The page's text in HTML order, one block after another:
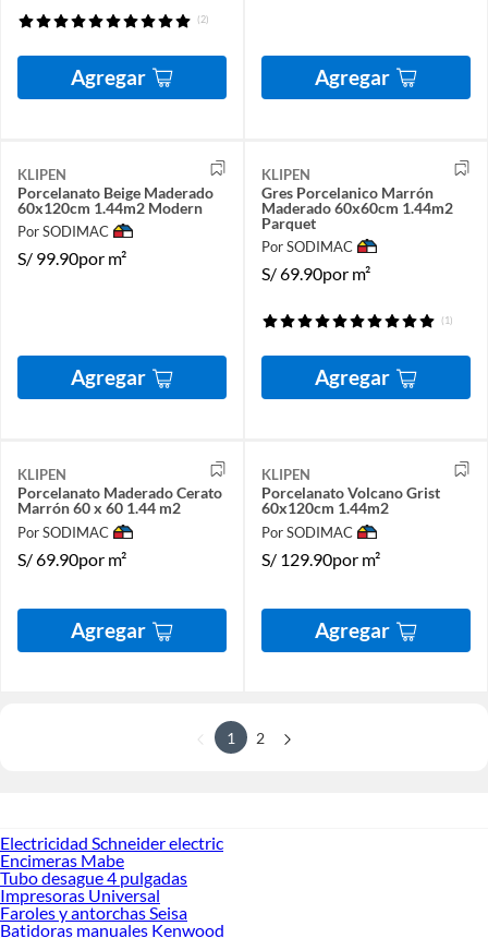
(2)
Agregar Agregar
KLIPEN
Porcelanato Beige Maderado
60x120cm 1.44m2 Modern
Por SODIMAC
S/ 99.90por m²
Agregar
KLIPEN
Gres Porcelanico Marrón
Maderado 60x60cm 1.44m2
Parquet
Por SODIMAC
S/69.90por m²
(1)
Agregar
KLIPEN
Porcelanato Maderado Cerato
Marrón 60 x 60 1.44 m2
Por SODIMAC
S/69.90por m²
Agregar
KLIPEN
Porcelanato Volcano Grist
60x120cm 1.44m2
Por SODIMAC
S/ 129.90por m²
Agregar
1 2
Electricidad Schneider electric
Encimeras Mabe
Tubo desague 4 pulgadas
Impresoras Universal
Faroles y antorchas Seisa
Batidoras manuales Kenwood